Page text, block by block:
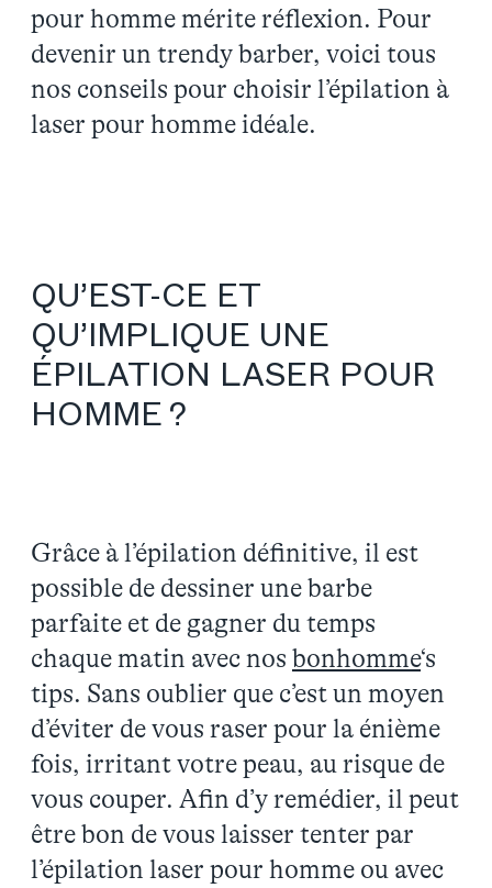
pour homme mérite réflexion. Pour
devenir un trendy barber, voici tous
nos conseils pour choisir l’épilation à
laser pour homme idéale.
QU’EST-CE ET
QU’IMPLIQUE UNE
ÉPILATION LASER POUR
HOMME ?
Grâce à l’épilation définitive, il est
possible de dessiner une barbe
parfaite et de gagner du temps
chaque matin avec nos bonhomme‘s
tips. Sans oublier que c’est un moyen
d’éviter de vous raser pour la énième
fois, irritant votre peau, au risque de
vous couper. Afin d’y remédier, il peut
être bon de vous laisser tenter par
l’épilation laser pour homme ou avec